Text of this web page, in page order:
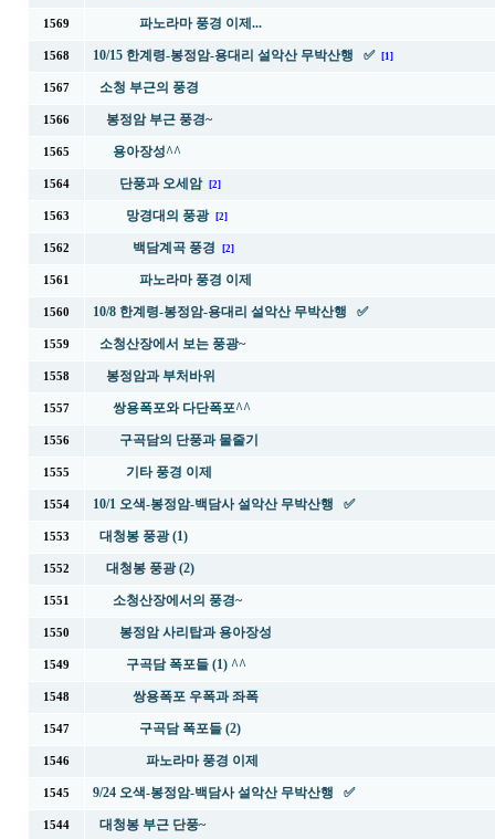
1569 파노라마 풍경 이제...
1568 10/15 한계령-봉정암-용대리 설악산 무박산행 ✅ [1]
1567 소청 부근의 풍경
1566 봉정암 부근 풍경~
1565 용아장성^^
1564 단풍과 오세암 [2]
1563 망경대의 풍광 [2]
1562 백담계곡 풍경 [2]
1561 파노라마 풍경 이제
1560 10/8 한계령-봉정암-용대리 설악산 무박산행 ✅
1559 소청산장에서 보는 풍광~
1558 봉정암과 부처바위
1557 쌍용폭포와 다단폭포^^
1556 구곡담의 단풍과 물줄기
1555 기타 풍경 이제
1554 10/1 오색-봉정암-백담사 설악산 무박산행 ✅
1553 대청봉 풍광 (1)
1552 대청봉 풍광 (2)
1551 소청산장에서의 풍경~
1550 봉정암 사리탑과 용아장성
1549 구곡담 폭포들 (1) ^^
1548 쌍용폭포 우폭과 좌폭
1547 구곡담 폭포들 (2)
1546 파노라마 풍경 이제
1545 9/24 오색-봉정암-백담사 설악산 무박산행 ✅
1544 대청봉 부근 단풍~